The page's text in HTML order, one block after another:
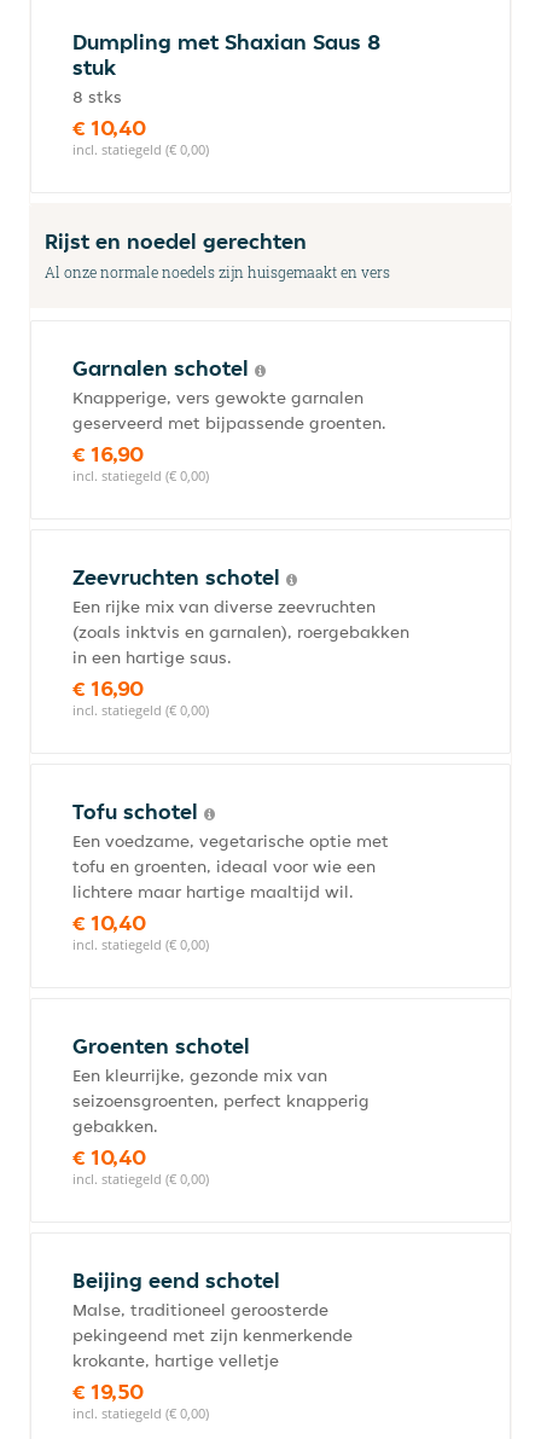
Dumpling met Shaxian Saus 8
stuk
8 stks
€ 10,40
incl. statiegeld (€ 0,00)
Rijst en noedel gerechten
Al onze normale noedels zijn huisgemaakt en vers
Garnalen schotel
Knapperige, vers gewokte garnalen
geserveerd met bijpassende groenten.
€ 16,90
incl. statiegeld (€ 0,00)
Zeevruchten schotel
Een rijke mix van diverse zeevruchten
(zoals inktvis en garnalen), roergebakken
in een hartige saus.
€ 16,90
incl. statiegeld (€ 0,00)
Tofu schotel
Een voedzame, vegetarische optie met
tofu en groenten, ideaal voor wie een
lichtere maar hartige maaltijd wil.
€ 10,40
incl. statiegeld (€ 0,00)
Groenten schotel
Een kleurrijke, gezonde mix van
seizoensgroenten, perfect knapperig
gebakken.
€ 10,40
incl. statiegeld (€ 0,00)
Beijing eend schotel
Malse, traditioneel geroosterde
pekingeend met zijn kenmerkende
krokante, hartige velletje
€ 19,50
incl. statiegeld (€ 0,00)